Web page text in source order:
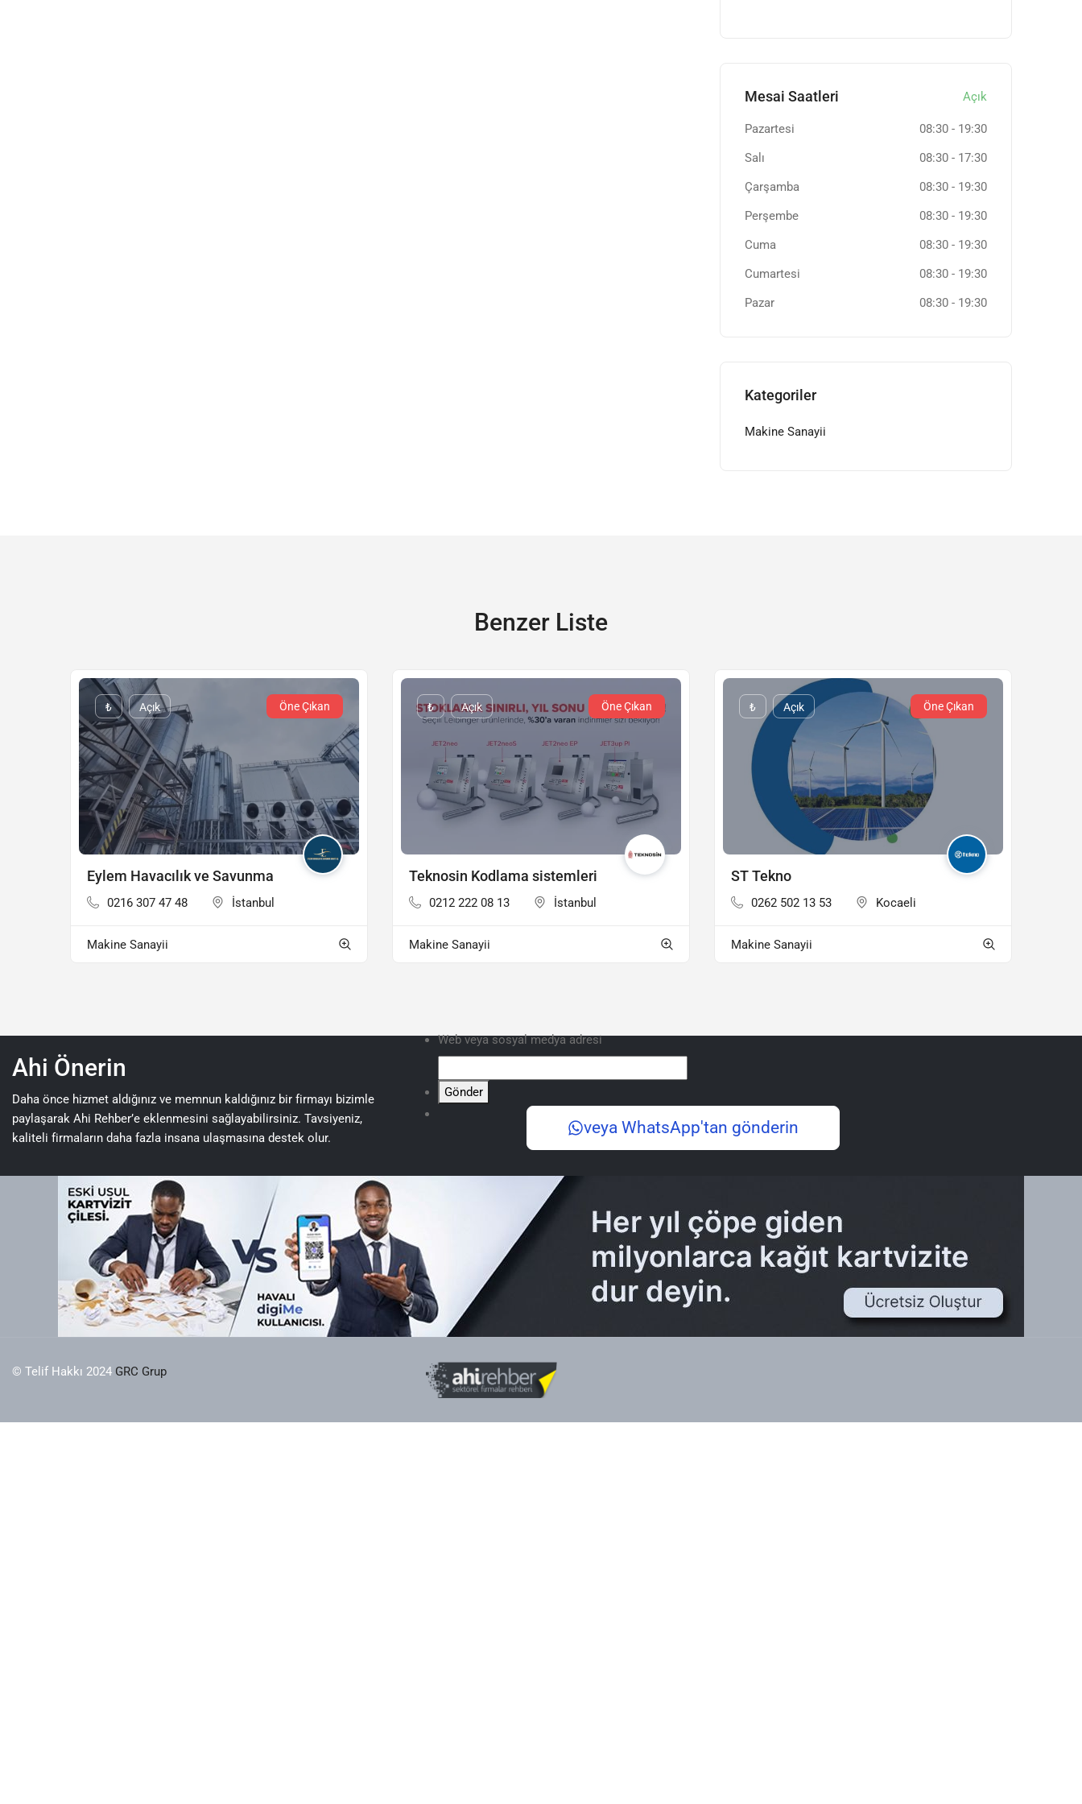
Mesai Saatleri Açık
Pazartesi 08:30- 19:30
Salı
08:30- 17:30
Çarşamba
08:30- 19:30
Perşembe
08:30- 19:30
Cuma
08:30- 19:30
Cumartesi
08:30- 19:30
Pazar
08:30- 19:30
Kategoriler
Makine Sanayii
Benzer Liste
₺ Açık Öne Çıkan
Eylem Havacılık ve Savunma
0216 307 47 48 İstanbul
Makine Sanayii
₺ Açık Öne Çıkan
Teknosin Kodlama sistemleri
0212 222 08 13 İstanbul
Makine Sanayii
₺ Açık Öne Çıkan
ST Tekno
0262 502 13 53 Kocaeli
Makine Sanayii
Ahi Önerin
Daha önce hizmet aldığınız ve memnun kaldığınız bir firmayı bizimle
paylaşarak Ahi Rehber’e eklenmesini sağlayabilirsiniz. Tavsiyeniz,
kaliteli firmaların daha fazla insana ulaşmasına destek olur.
Web veya sosyal medya adresi
Gönder
veya WhatsApp'tan gönderin
© Telif Hakkı 2024 GRC Grup